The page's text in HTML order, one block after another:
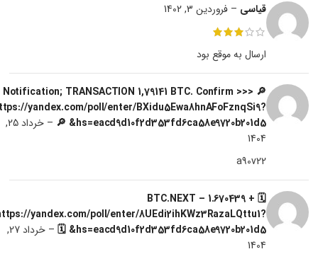
قیاسی – فروردین 3, 1402
ارسال به موقع بود
🔎 Notification; TRANSACTION 1,79141 BTC. Confirm >>>
yandex.com/poll/enter/BXidu5Ewa8hnAFoFznqSi9?
hs=eacd9d10f2d353fd6ca58e9720b201d5& 🔎
–
خرداد 25,
1404
a90v22
🗓 + 1.670439 BTC.NEXT –
yandex.com/poll/enter/8UEdi2ihKWz3RazaLQttu1?
hs=eacd9d10f2d353fd6ca58e9720b201d5& 🗓
–
خرداد 27,
1404